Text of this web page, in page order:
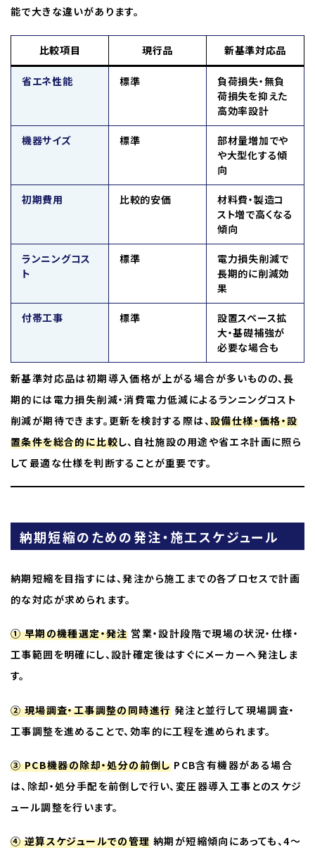
能で大きな違いがあります。
比較項目 現行品 新基準対応品
省エネ性能 標準
負荷損失・無負
荷損失を抑えた
高効率設計
機器サイズ 標準
部材量増加でや
や大型化する傾
向
初期費用 比較的安価
材料費・製造コ
スト増で高くなる
傾向
ランニングコス
ト
標準
電力損失削減で
長期的に削減効
果
付帯工事 標準
設置スペース拡
大・基礎補強が
必要な場合も
新基準対応品は初期導入価格が上がる場合が多いものの、長
期的には電力損失削減・消費電力低減によるランニングコスト
削減が期待できます。更新を検討する際は、 設備仕様・価格・設
置条件を総合的に比較し、自社施設の用途や省エネ計画に照ら
して最適な仕様を判断することが重要です。
納期短縮のための発注・施工スケジュール
納期短縮を目指すには、発注から施工までの各プロセスで計画
的な対応が求められます。
① 早期の機種選定・発注営業・設計段階で現場の状況・仕様・
工事範囲を明確にし、設計確定後はすぐにメーカーへ発注しま
す。
② 現場調査・工事調整の同時進行 発注と並行して現場調査・
工事調整を進めることで、効率的に工程を進められます。
③ PCB機器の除却・処分の前倒しPCB含有機器がある場合
は、除却・処分手配を前倒しで行い、変圧器導入工事とのスケジ
ュール調整を行います。
④ 逆算スケジュールでの管理納期が短縮傾向にあっても、4〜